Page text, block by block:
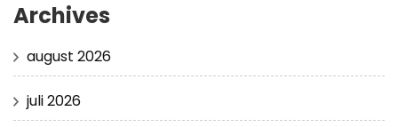
Archives
august 2026
juli 2026